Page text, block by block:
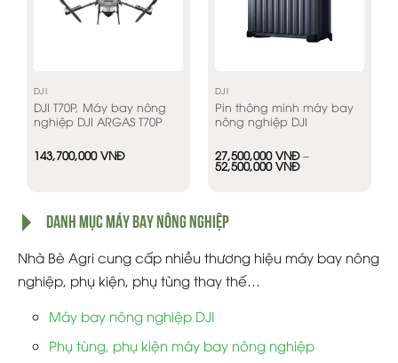
DJI
DJI T70P, Máy bay nông
nghiệp DJI ARGAS T70P
143,700,000VNĐ
DJI
Pin thông minh máy bay
nông nghiệp DJI
27,500,000VNĐ –
52,500,000VNĐKhoảng
giá:
DANH MỤC MÁY BAY NÔNG NGHIỆP
Nhà Bè Agri cung cấp nhiều thương hiệu máy bay nông
nghiệp, phụ kiện, phụ tùng thay thế…
Máy bay nông nghiệp DJI
Phụ tùng, phụ kiện máy bay nông nghiệp